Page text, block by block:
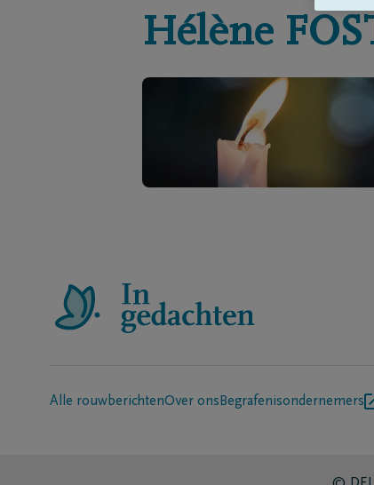
Hélène
Alle rouwberichtenOver ons Begrafenisondernemers